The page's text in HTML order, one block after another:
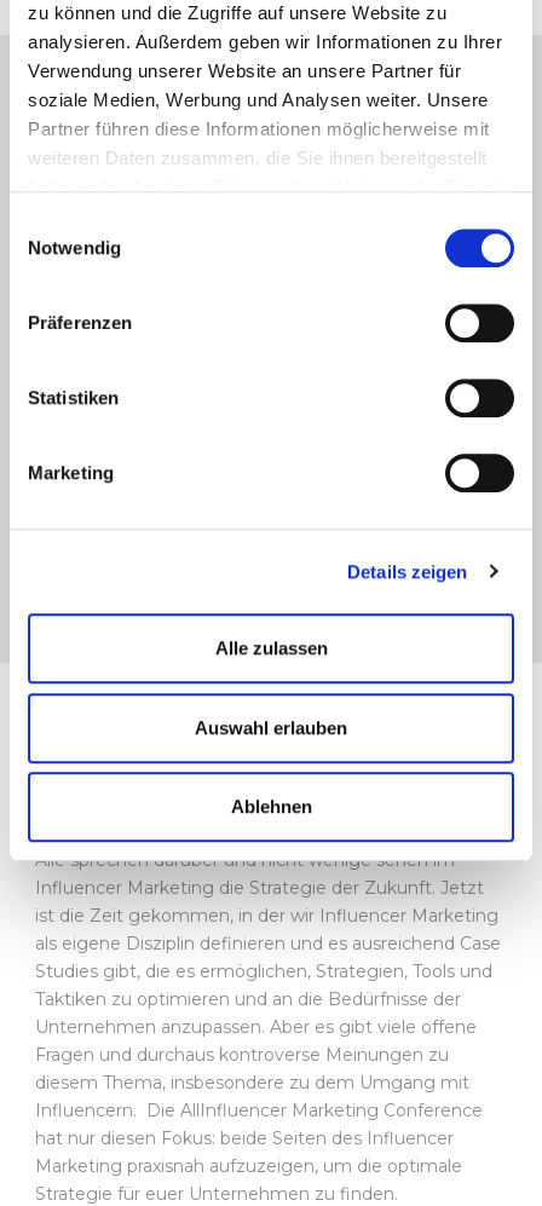
zu können und die Zugriffe auf unsere Website zu
analysieren. Außerdem geben wir Informationen zu Ihrer
Verwendung unserer Website an unsere Partner für
soziale Medien, Werbung und Analysen weiter. Unsere
Partner führen diese Informationen möglicherweise mit
weiteren Daten zusammen, die Sie ihnen bereitgestellt
Notwendig
Präferenzen
Statistiken
Marketing
Details zeigen
Alle zulassen
Auswahl erlauben
Ablehnen
Programmdirektorin der
Conference ist…
, Gründerin und
Was ist die AllInfluencer
Marketing Conference?
Alle sprechen darüber und nicht wenige sehen im
Influencer Marketing die Strategie der Zukunft. Jetzt
ist die Zeit gekommen, in der wir Influencer Marketing
als eigene Disziplin definieren und es ausreichend Case
Studies gibt, die es ermöglichen, Strategien, Tools und
Taktiken zu optimieren und an die Bedürfnisse der
Unternehmen anzupassen. Aber es gibt viele offene
Fragen und durchaus kontroverse Meinungen zu
diesem Thema, insbesondere zu dem Umgang mit
Influencern. Die AllInfluencer Marketing Conference
hat nur diesen Fokus: beide Seiten des Influencer
Marketing praxisnah aufzuzeigen, um die optimale
Strategie für euer Unternehmen zu finden.